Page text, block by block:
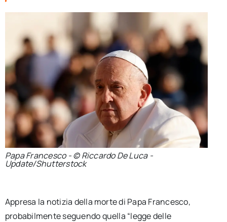
Papa Francesco - © Riccardo De Luca -
Update/Shutterstock
Appresa la notizia della morte di Papa Francesco,
probabilmente seguendo quella “legge delle